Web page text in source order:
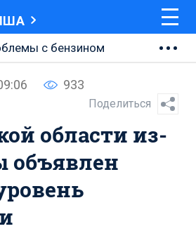
с бензином
площади
шоссе
933
Поделиться
области из-
объявлен